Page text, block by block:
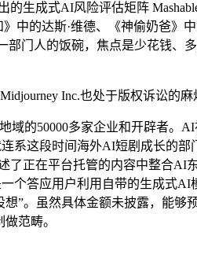
生成式AI风险评估矩阵
中的达斯·维德、《神偷奶爸
部门人的饭碗，焦点是少花钱
Inc.也处于版权诉讼的麻
50000多家企业和开辟者。
这段时间海外AI短剧成长的部
了正在平台托管的内容中整合
答应用户利用自带的生成式AI
”。虽然具体金额未披露，能够
范畴。